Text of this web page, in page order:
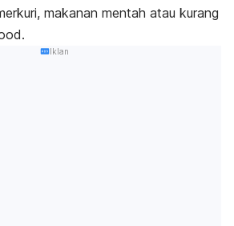
makanan mentah atau kurang
.
Iklan